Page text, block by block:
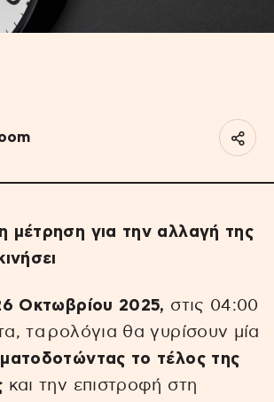
μέτρηση για την αλλαγή της
Οκτωβρίου 2025, στις 04:00
τα ρολόγια θα γυρίσουν μία
το τέλος της
και την επιστροφή στη